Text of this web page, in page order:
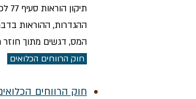
ההגדרות, ההוראות
המס, דגשים מתוך חוזר מס הכנסה 7/2025, טיוטת חוזר 8/2025 בדבר סיווג חברה כ"חברת מעטים",
חוק הרווחים הכלואים
חוק הרווחים